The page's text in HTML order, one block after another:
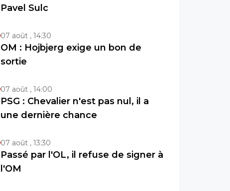
Pavel Sulc
07 août , 14:30
OM : Hojbjerg exige un bon de
sortie
07 août , 14:00
PSG : Chevalier n'est pas nul, il a
une dernière chance
07 août , 13:30
Passé par l'OL, il refuse de signer à
l'OM